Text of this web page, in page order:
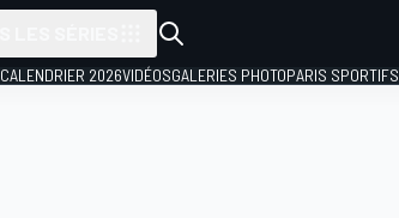
CALENDRIER 2026VIDÉOSGALERIES PHOTOPARIS SPORTIFS